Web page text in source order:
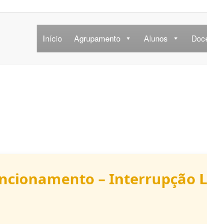
Início Agrupamento Alunos
– Interrupção